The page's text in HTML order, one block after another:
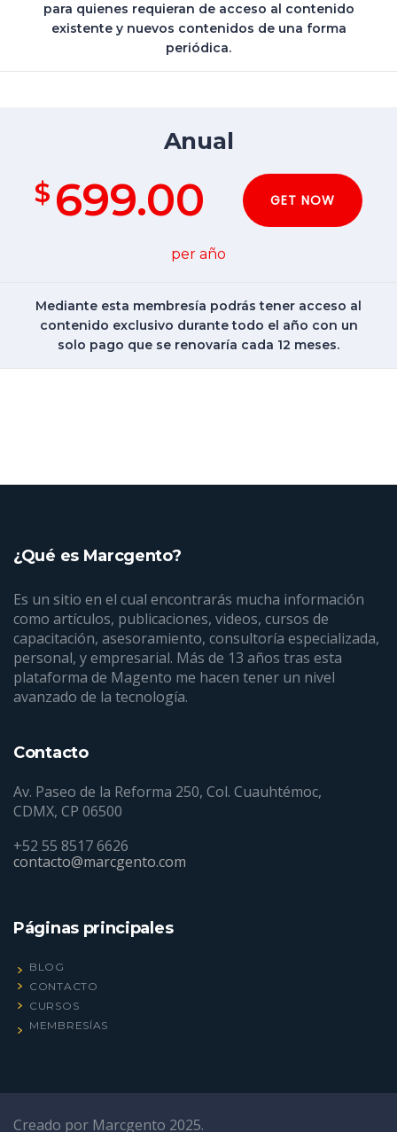
para quienes requieran de acceso al contenido
existente y nuevos contenidos de una forma
periódica.
Anual
$ 699.00 GET NOW
per año
Mediante esta membresía podrás tener acceso al
contenido exclusivo durante todo el año con un
solo pago que se renovaría cada 12 meses.
¿Qué es Marcgento?
Es un sitio en el cual encontrarás mucha información
como artículos, publicaciones, videos, cursos de
capacitación, asesoramiento, consultoría especializada,
personal, y empresarial. Más de 13 años tras esta
plataforma de Magento me hacen tener un nivel
avanzado de la tecnología.
Contacto
Av. Paseo de la Reforma 250, Col. Cuauhtémoc,
CDMX, CP 06500
+52 55 8517 6626
contacto@marcgento.com
Páginas principales
BLOG
CONTACTO
CURSOS
MEMBRESÍAS
Creado por Marcgento 2025.